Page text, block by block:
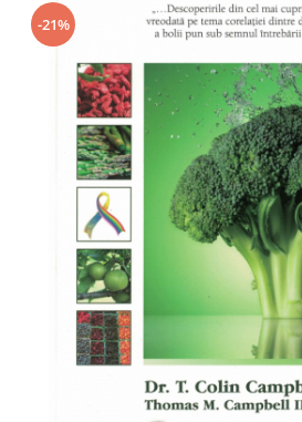
Dietoterapie
Dezvoltare personala
Spiritualitate
AUDIOBOOK
Business, Economie
Carti pentru copii
Literatura
Psihologie
-21%